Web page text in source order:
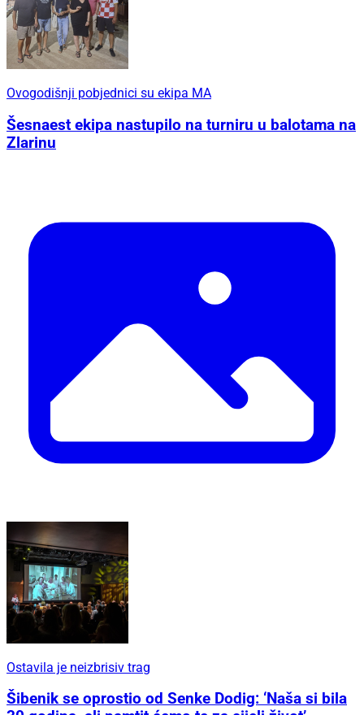
Ovogodišnji pobjednici su ekipa MA
Šesnaest ekipa nastupilo na turniru u balotama na
Zlarinu
Ostavila je neizbrisiv trag
Šibenik se oprostio od Senke Dodig: ‘Naša si bila